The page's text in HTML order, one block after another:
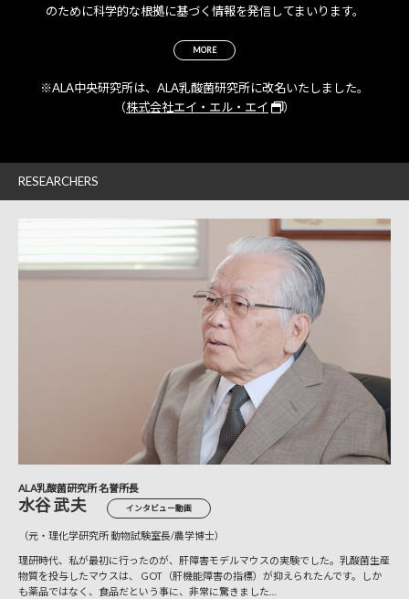
のために科学的な根拠に基づく情報を発信してまいります。
MORE
※ALA中央研究所は、ALA乳酸菌研究所に改名いたしました。
（株式会社エイ・エル・エイ ）
RESEARCHERS
ALA乳酸菌研究所 名誉所長
水谷 武夫 インタビュー動画
（元・理化学研究所 動物試験室長/農学博士）
理研時代、私が最初に行ったのが、肝障害モデルマウスの実験でした。乳酸菌生産
物質を投与したマウスは、 GOT（肝機能障害の指標）が抑えられたんです。しか
も薬品ではなく、食品だという事に、非常に驚きました…